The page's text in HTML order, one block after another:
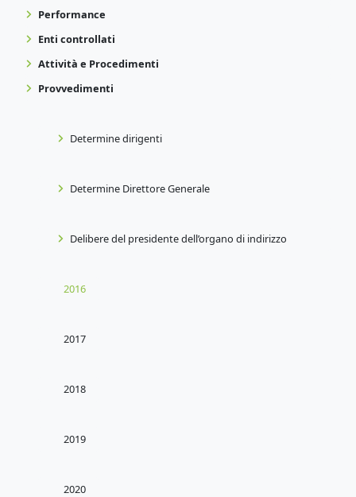
Performance
Enti controllati
Attività e Procedimenti
Provvedimenti
Determine dirigenti
Determine Direttore Generale
Delibere del presidente dell’organo di indirizzo
2016
2017
2018
2019
2020